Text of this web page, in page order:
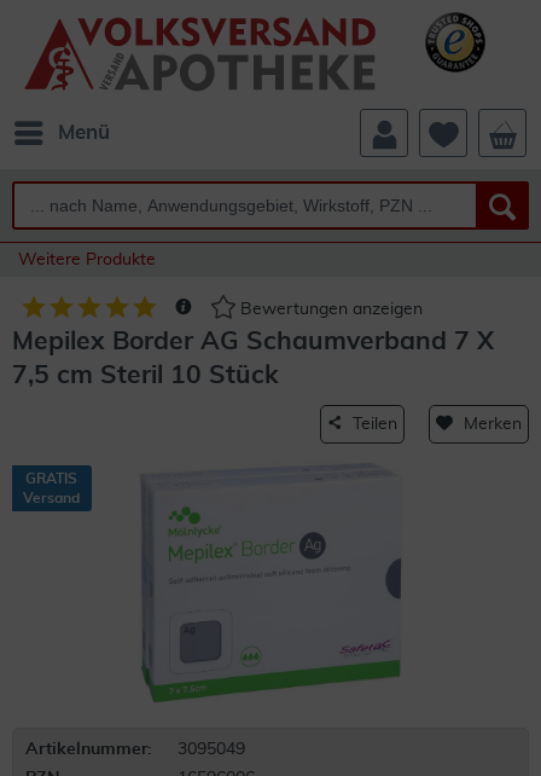
Menü
Weitere Produkte
Bewertungen anzeigen
Mepilex Border AG Schaumverband 7 X
7,5 cm Steril 10 Stück
Teilen Merken
GRATIS
Versand
Artikelnummer:
3095049